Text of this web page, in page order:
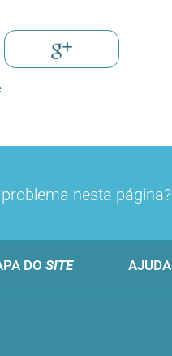
nesta página?
DO SITE AJUDA